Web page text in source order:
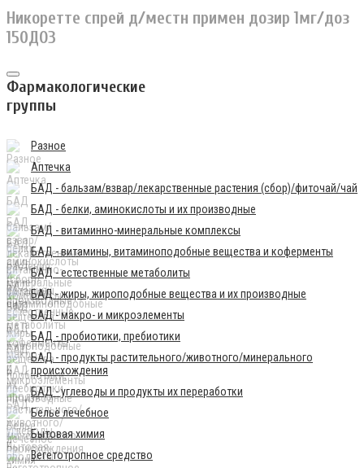
Никоретте спрей д/местн примен дозир 1мг/доз
150ДОЗ
Фармакологические
группы
Разное
Аптечка
БАД - бальзам/взвар/лекарственные растения (сбор)/фиточай/чай
БАД - белки, аминокислоты и их производные
БАД - витаминно-минеральные комплексы
БАД - витамины, витаминоподобные вещества и коферменты
БАД - естественные метаболиты
БАД - жиры, жироподобные вещества и их производные
БАД - макро- и микроэлементы
БАД - пробиотики, пребиотики
БАД - продукты растительного/животного/минерального
происхождения
БАД - углеводы и продукты их переработки
Бельё лечебное
Бытовая химия
Вегетотропное средство